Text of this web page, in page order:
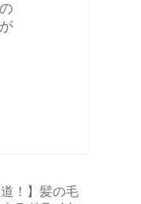
道！】髪の毛